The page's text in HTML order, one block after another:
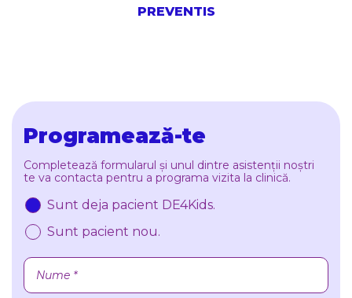
PREVENTIS
Programează-te
Completează formularul și unul dintre asistenții noștri
te va contacta pentru a programa vizita la clinică.
Sunt deja pacient DE4Kids.
Sunt pacient nou.